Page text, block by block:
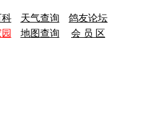
天气查询
鸽友论坛
地图查询 会 员 区